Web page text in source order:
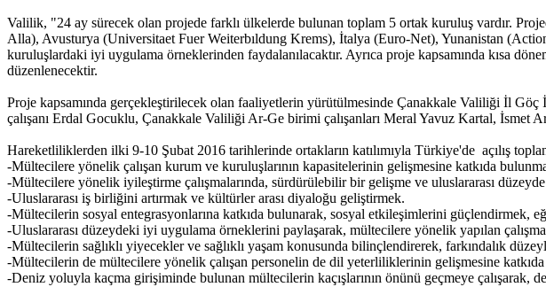
Valilik, "24 ay sürecek olan projede farklı ülkelerde bulunan toplam 5 ortak kuruluş vardır.
Alla), Avusturya (Universitaet Fuer Weiterbıldung Krems), İtalya (Euro-Net), Yunanistan
kuruluşlardaki iyi uygulama örneklerinden faydalanılacaktır. Ayrıca proje kapsamında kısa
düzenlenecektir.
Proje kapsamında gerçekleştirilecek olan faaliyetlerin yürütülmesinde Çanakkale Valiliği İl
çalışanı Erdal Gocuklu, Çanakkale Valiliği Ar-Ge birimi çalışanları Meral Yavuz Kartal, İsmet
Hareketliliklerden ilki 9-10 Şubat 2016 tarihlerinde ortakların katılımıyla Türkiye'de açılış
-Mültecilere yönelik çalışan kurum ve kuruluşlarının kapasitelerinin gelişmesine katkıda
-Mültecilere yönelik iyileştirme çalışmalarında, sürdürülebilir bir gelişme ve uluslararası
-Uluslararası iş birliğini artırmak ve kültürler arası diyaloğu geliştirmek.
-Mültecilerin sosyal entegrasyonlarına katkıda bulunarak, sosyal etkileşimlerini güçlendirmek,
-Uluslararası düzeydeki iyi uygulama örneklerini paylaşarak, mültecilere yönelik yapılan
-Mültecilerin sağlıklı yiyecekler ve sağlıklı yaşam konusunda bilinçlendirerek, farkındalık
-Mültecilerin de mültecilere yönelik çalışan personelin de dil yeterliliklerinin gelişmesine
-Deniz yoluyla kaçma girişiminde bulunan mültecilerin kaçışlarının önünü geçmeye çalışarak,